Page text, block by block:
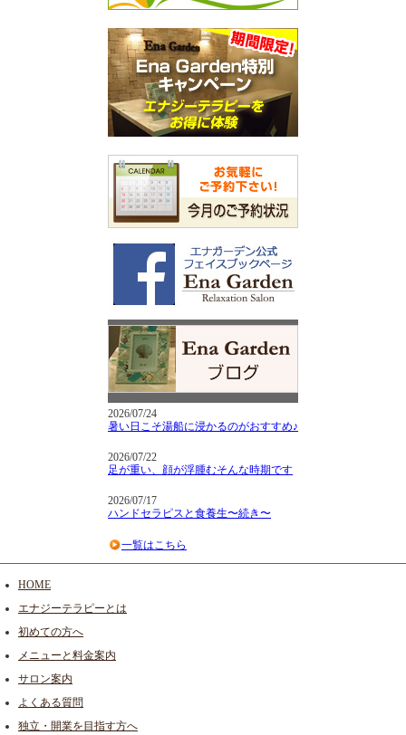
2026/07/24
暑い日こそ湯船に浸かるのがおすすめ♪
2026/07/22
足が重い、顔が浮腫むそんな時期です
2026/07/17
ハンドセラピスと食養生〜続き〜
一覧はこちら
HOME
エナジーテラピーとは
初めての方へ
メニューと料金案内
サロン案内
よくある質問
独立・開業を目指す方へ